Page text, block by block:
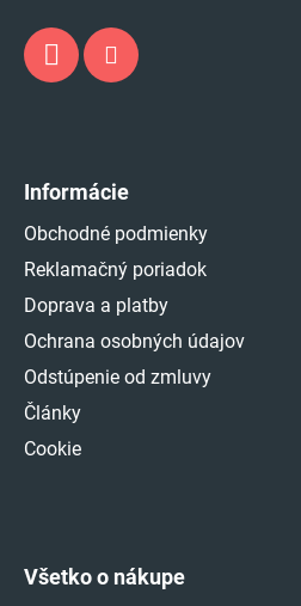
Informácie
Obchodné podmienky
Reklamačný poriadok
Doprava a platby
Ochrana osobných údajov
Odstúpenie od zmluvy
Články
Cookie
Všetko o nákupe